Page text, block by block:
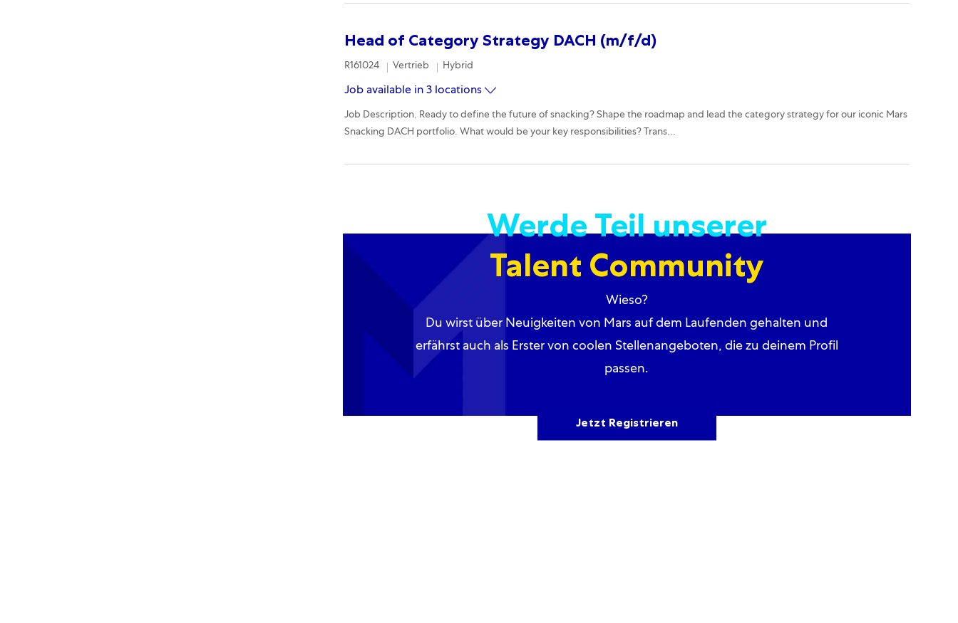
Head of Category Strategy DACH (m/f/d)
Required Id
R161024 Category
Vertrieb Remote
Hybrid
Job available in 3 locations
Job Description. Ready to define the future of snacking? Shape the roadmap and lead the category strategy for our iconic Mars
Snacking DACH portfolio. What would be your key responsibilities? Trans...
Werde Teil unserer
Talent Community
Wieso?
Du wirst über Neuigkeiten von Mars auf dem Laufenden gehalten und
erfährst auch als Erster von coolen Stellenangeboten, die zu deinem Profil
passen.
Jetzt Registrieren